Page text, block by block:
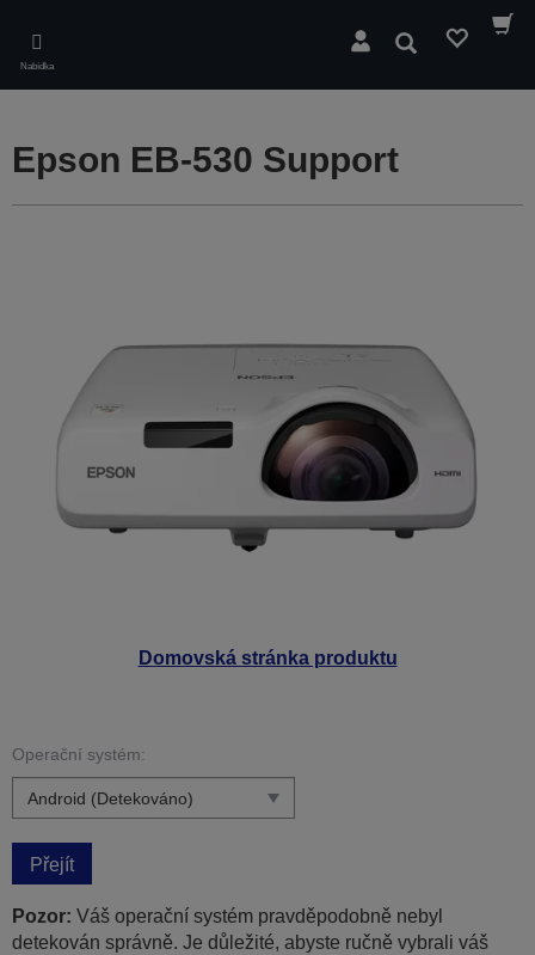
main
content
Nabídka
Hledat
Domovská stránka produktu
Epson EB-530 Support
Operační systém:
Přejít
Pozor: Váš operační systém pravděpodobně nebyl
detekován správně. Je důležité, abyste ručně vybrali váš